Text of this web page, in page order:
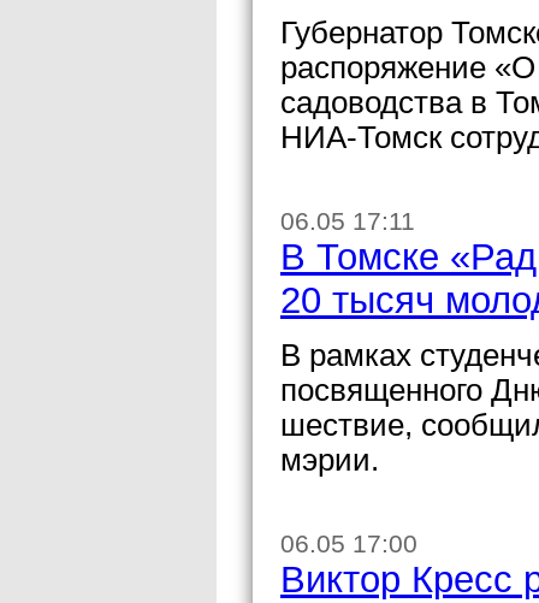
Губернатор
распоряжение «О
садоводства в
НИА-Томск
06.05 17:11
В Томске
20 тысяч
В рамках
посвященного
шествие,
мэрии.
06.05 17:00
Виктор Кресс